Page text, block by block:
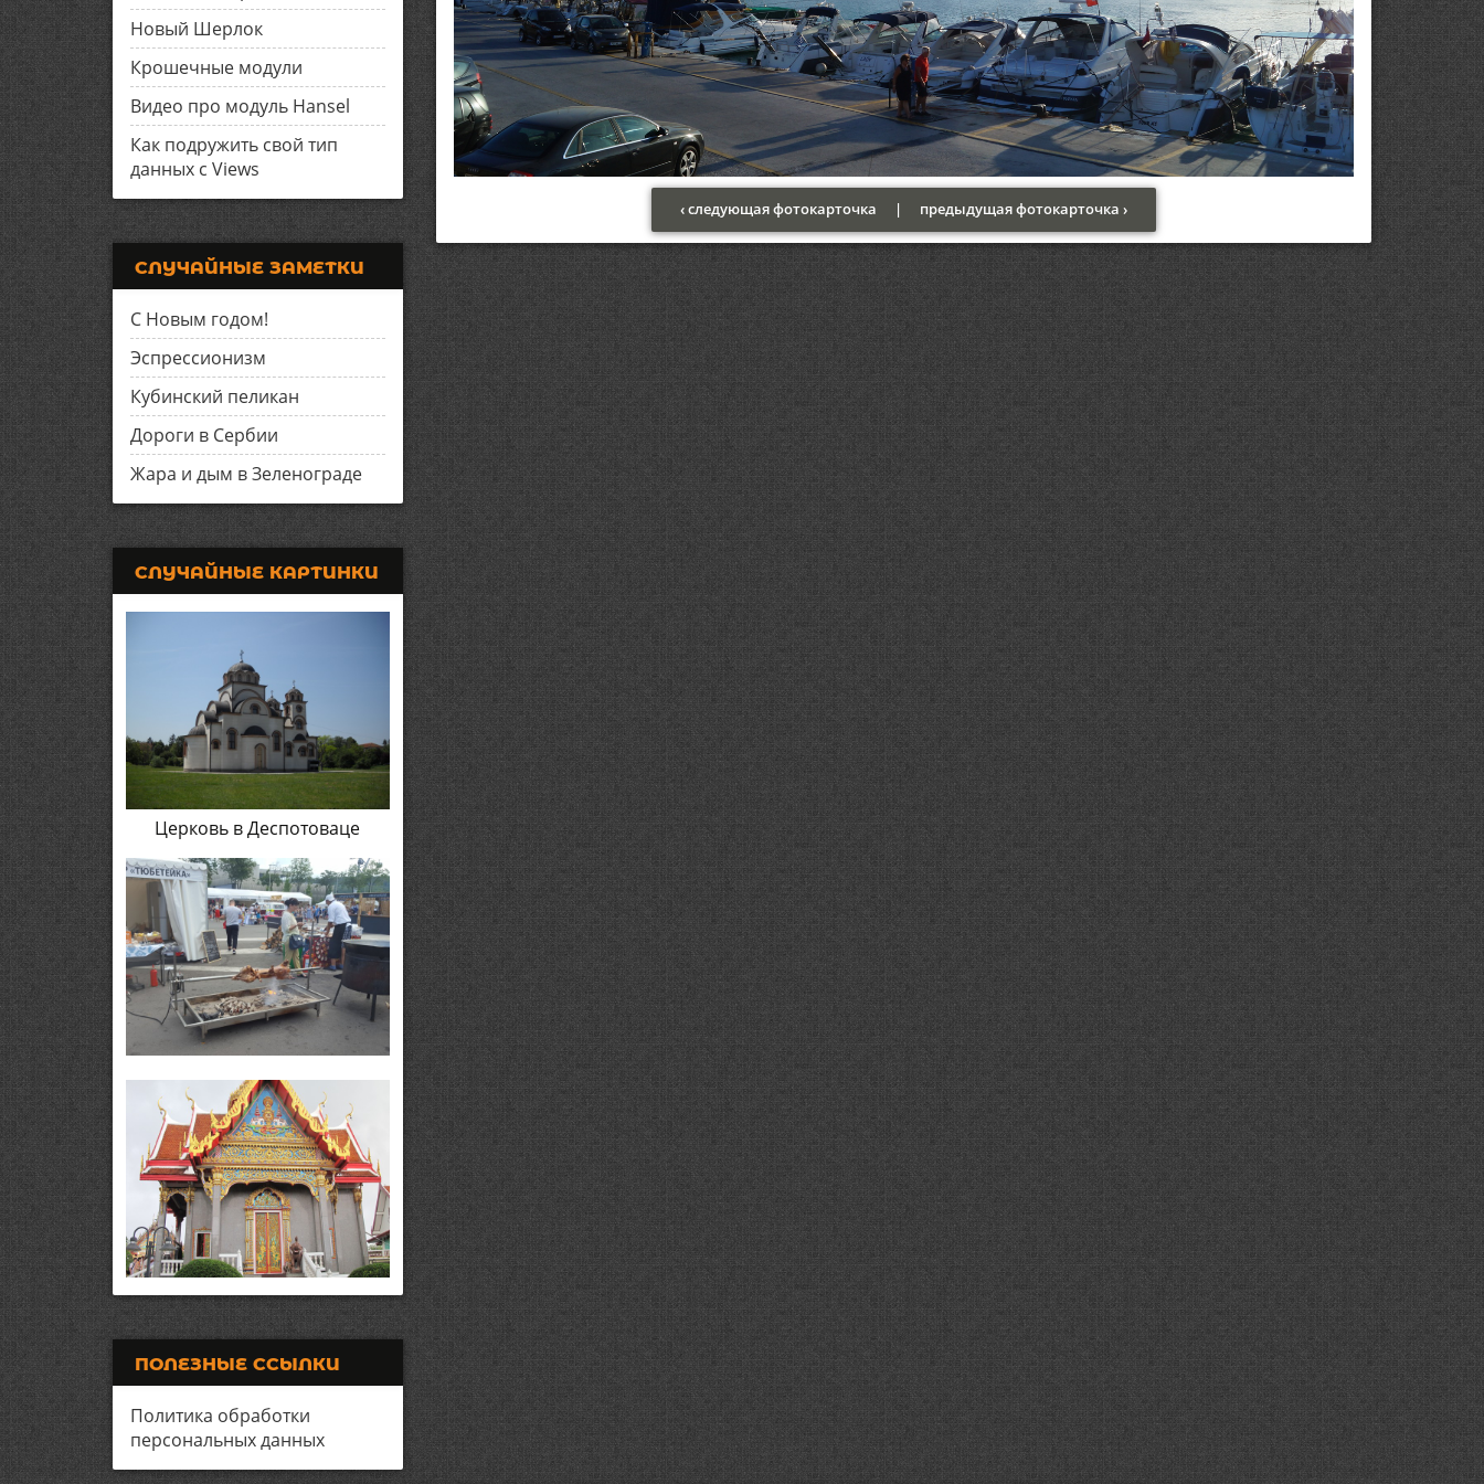
‹ следующая фотокарточка | предыдущая фотокарточка ›
Новый Шерлок
Крошечные модули
Видео про модуль Hansel
Как подружить свой тип
данных с Views
СЛУЧАЙНЫЕ ЗАМЕТКИ
С Новым годом!
Эспрессионизм
Кубинский пеликан
Дороги в Сербии
Жара и дым в Зеленограде
СЛУЧАЙНЫЕ КАРТИНКИ
Церковь в Деспотоваце
ПОЛЕЗНЫЕ ССЫЛКИ
Политика обработки
персональных данных